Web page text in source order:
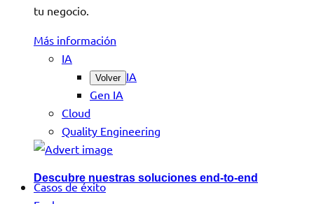
tu negocio.
Más información
IA
Volver IA
Gen IA
Cloud
Quality Engineering
Descubre nuestras soluciones end-to-end
Casos de éxito